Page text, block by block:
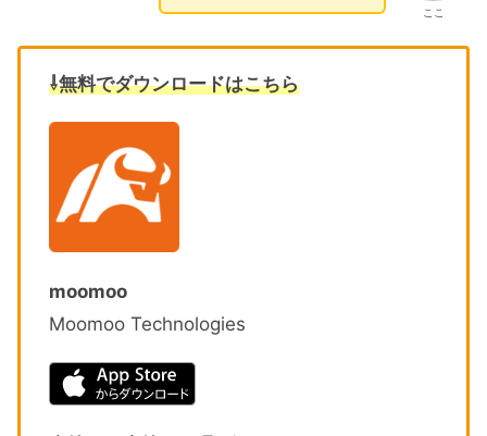
ここ
⇩無料でダウンロードはこちら
moomoo
Moomoo Technologies